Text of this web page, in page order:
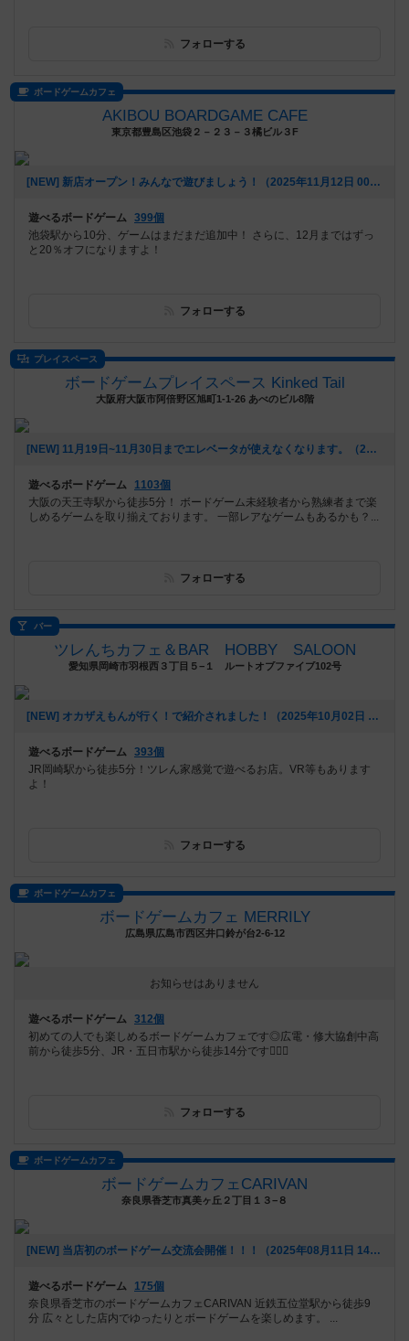
フォローする
ボードゲームカフェ
AKIBOU BOARDGAME CAFE
東京都豊島区池袋２－２３－３橘ビル３F
[NEW] 新店オープン！みんなで遊びましょう！（2025年11月12日 00時22分）
遊べるボードゲーム 399個
池袋駅から10分、ゲームはまだまだ追加中！ さらに、12月まではずっ
と20％オフになりますよ！
フォローする
プレイスペース
ボードゲームプレイスペース Kinked Tail
大阪府大阪市阿倍野区旭町1-1-26 あべのビル8階
[NEW] 11月19日~11月30日までエレベータが使えなくなります。（2025年10月20日 16時13分）
遊べるボードゲーム
1103個
大阪の天王寺駅から徒歩5分！ ボードゲーム未経験者から熟練者まで楽
しめるゲームを取り揃えております。 一部レアなゲームもあるかも？...
フォローする
バー
ツレんちカフェ＆BAR HOBBY SALOON
愛知県岡崎市羽根西３丁目５−１ ルートオブファイブ102号
[NEW] オカザえもんが行く！で紹介されました！（2025年10月02日 18時35分）
遊べるボードゲーム 393個
JR岡崎駅から徒歩5分！ツレん家感覚で遊べるお店。VR等もあります
よ！
フォローする
ボードゲームカフェ
ボードゲームカフェ MERRILY
広島県広島市西区井口鈴が台2-6-12
お知らせはありません
遊べるボードゲーム 312個
初めての人でも楽しめるボードゲームカフェです◎広電・修大協創中高
前から徒歩5分、JR・五日市駅から徒歩14分です🚶‍♀️✨
フォローする
ボードゲームカフェ
ボードゲームカフェCARIVAN
奈良県香芝市真美ヶ丘２丁目１３−８
[NEW] 当店初のボードゲーム交流会開催！！！（2025年08月11日 14時17分）
遊べるボードゲーム
175個
奈良県香芝市のボードゲームカフェCARIVAN 近鉄五位堂駅から徒歩9
分 広々とした店内でゆったりとボードゲームを楽しめます。 ...